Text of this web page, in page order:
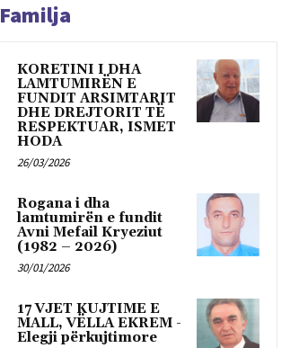
Familja
KORETINI I DHA
LAMTUMIRËN E
FUNDIT ARSIMTARIT
DHE DREJTORIT TË
RESPEKTUAR, ISMET
HODA
26/03/2026
Rogana i dha
lamtumirën e fundit
Avni Mefail Kryeziut
(1982 – 2026)
30/01/2026
17 VJET KUJTIME E
MALL, VËLLA EKREM -
Elegji përkujtimore